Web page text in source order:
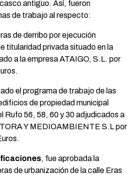
antiguo. Así, fueron
de trabajo al respecto:
de derribo por ejecución
titularidad privada situado en la
a la empresa ATAIGO, S.L. por
el programa de trabajo de las
de propiedad municipal
Rufo 56, 58, 60 y 30 adjudicados a
Y MEDIOAMBIENTE S.L por
, fue aprobada la
de urbanización de la calle Eras